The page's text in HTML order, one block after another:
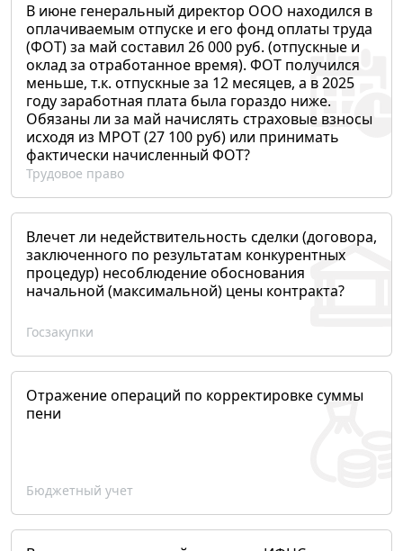
В июне генеральный директор ООО находился в
оплачиваемым отпуске и его фонд оплаты труда
(ФОТ) за май составил 26 000 руб. (отпускные и
оклад за отработанное время). ФОТ получился
меньше, т.к. отпускные за 12 месяцев, а в 2025
году заработная плата была гораздо ниже.
Обязаны ли за май начислять страховые взносы
исходя из МРОТ (27 100 руб) или принимать
фактически начисленный ФОТ?
Трудовое право
Влечет ли недействительность сделки (договора,
заключенного по результатам конкурентных
процедур) несоблюдение обоснования
начальной (максимальной) цены контракта?
Госзакупки
Отражение операций по корректировке суммы
пени
Бюджетный учет